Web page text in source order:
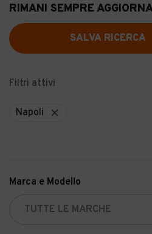
RIMANI SEMPRE
SALVA RICERCA
Filtri attivi
Napoli
Marca e Modello